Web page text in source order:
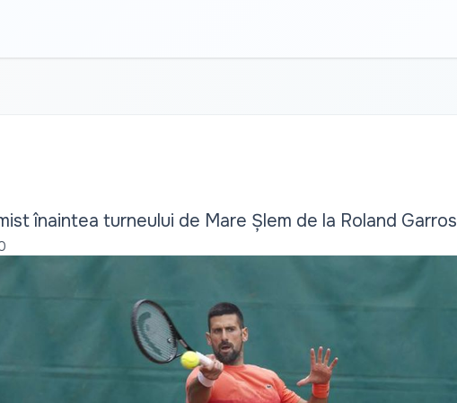
înaintea turneului de Mare Șlem de la Roland Garros